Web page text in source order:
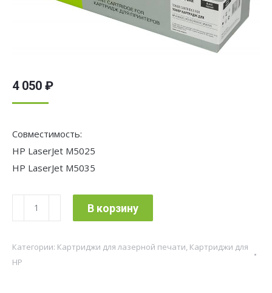
4 050 ₽
Совместимость:
HP LaserJet M5025
HP LaserJet M5035
Количество
товара
лазерный
В корзину
Категории: Картриджи для лазерной печати, Картриджи для
HP